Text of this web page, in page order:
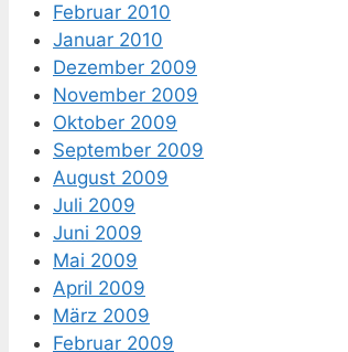
Februar 2010
Januar 2010
Dezember 2009
November 2009
Oktober 2009
September 2009
August 2009
Juli 2009
Juni 2009
Mai 2009
April 2009
März 2009
Februar 2009